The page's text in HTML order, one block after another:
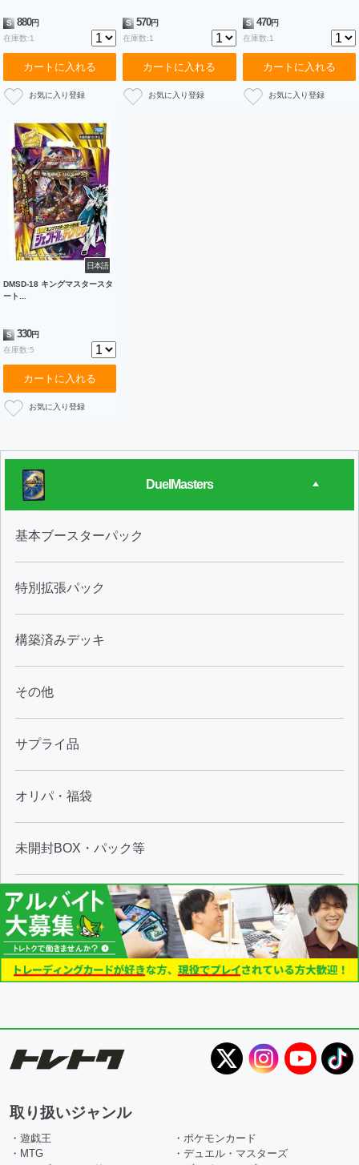
S 880円
在庫数:1
カートに入れる
S 570円
在庫数:1
カートに入れる
S 470円
在庫数:1
カートに入れる
日本語
DMSD-18 キングマスタースタ
ート...
S 330円
在庫数:5
カートに入れる
DuelMasters
基本ブースターパック
特別拡張パック
構築済みデッキ
その他
サプライ品
オリパ・福袋
未開封BOX・パック等
取り扱いジャンル
・遊戯王
・ポケモンカード
・MTG
・デュエル・マスターズ